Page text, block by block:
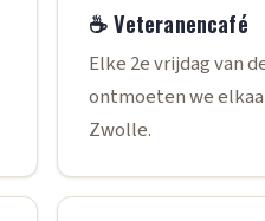
☕ Veteranencafé
Elke 2e vrijdag van
ontmoeten we
Zwolle.